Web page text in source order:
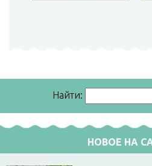
Найти:
НОВОЕ НА